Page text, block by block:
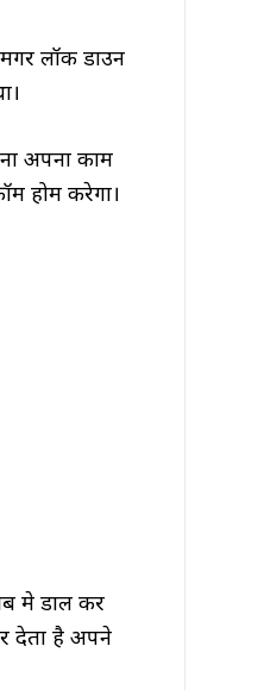
लॉक डाउन
अपना काम
होम करेगा।
मे डाल कर
देता है अपने